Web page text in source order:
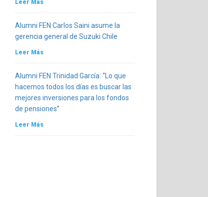
Leer Más
Alumni FEN Carlos Saini asume la
gerencia general de Suzuki Chile
Leer Más
Alumni FEN Trinidad García: “Lo que
hacemos todos los días es buscar las
mejores inversiones para los fondos
de pensiones”
Leer Más